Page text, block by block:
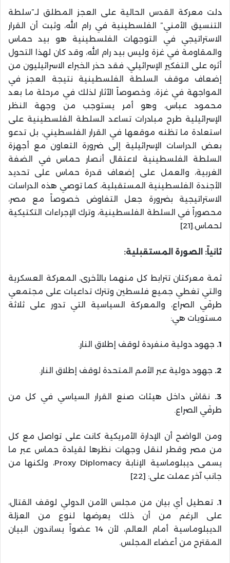
دلت معركة القدس الحالية على العجز المطلق لـ”سلطة
التنسيق الأمني” الفلسطينية في رام الله، وثبت أن القرار
الاستراتيجي في التوجهات الفلسطينية هو بيد حماس
والمقاومة في غزة وليس بيد رام الله، وقد كان لهذا التحول
أثره على التفكير الإسرائيلي، فقد حذر الخبراء الاسرائيليون من
إضعاف موقف السلطة الفلسطينية نتيجة العجز في
المواجهة في غزة، وخصوصاً الآثار لذلك في مرحلة ما بعد
محمود عباس، وهو أمر يستوجب من وجهة النظر
الإسرائيلية طرح مبادرات تساعد السلطة الفلسطينية على
استعادة ما تظنه موقعها في القرار الفلسطيني، بل تدعو
بعض الدراسات الإسرائيلية إلى ضرورة التعاون مع أجهزة
السلطة الفلسطينية لاعتقال أنصار حماس في الضفة
الغربية، والعمل على إضعاف قدرة حماس على تحديد
الأجندة الفلسطينية المستقبلية، كما توصي هذه الدراسات
الاستراتيجية بضرورة جعل التفاوض خصوصاً مع مصر،
محصوراً في السلطة الفلسطينية، وترك الإجراءات التكتيكية
لحماس.[21]
ثانياً: الصورة المستقبلية:
ثمة معركتان تترابط كل منهما بالأخرى، المعركة العسكرية
والتي تغطي جميع فلسطين وتترك تداعيات على مجتمعي
طرفَي الصراع، والمعركة السياسية التي تدور على ثلاثة
مستويات هي:
1. جهود دولية منفردة لوقف إطلاق النار.
2. جهود دولية عبر الأمم المتحدة لوقف إطلاق النار.
3.
نقاش داخل هيئات صنع القرار السياسي في كل من
طرفَي الصراع.
ومن الواضح أن الإدارة الأمريكية كانت على تواصل مع كل
من مصر وقطر لنقل وجهات نظرها لقيادة حماس عبر ما
يسمى ديبلوماسية الإنابة Proxy Diplomacy، ولكنها من
جانب آخر عملت على: [22]
1. تعطيل أي بيان من مجلس الأمن الدولي لوقف القتال،
على الرغم من أن ذلك يعرضها لنوع من العزلة
الديبلوماسية أمام العالم، لأن 14 عضواً يساندون البيان
المقترح من أعضاء المجلس.